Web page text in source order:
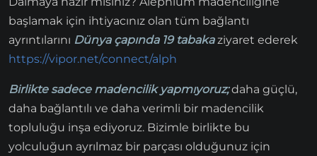
başlamak için ihtiyacınız olan tüm bağlantı
ayrıntılarını Dünya çapında 19 tabakaziyaret ederek
https://vipor.net/connect/alph
Birlikte sadece madencilik yapmıyoruz;daha güçlü,
daha bağlantılı ve daha verimli bir madencilik
topluluğu inşa ediyoruz. Bizimle birlikte bu
yolculuğun ayrılmaz bir parçası olduğunuz için